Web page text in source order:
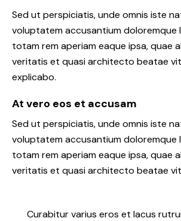
Sed ut perspiciatis, unde omnis iste
voluptatem accusantium doloremque
totam rem aperiam eaque ipsa, quae
veritatis et quasi architecto beatae
explicabo.
At vero eos et accusam
Sed ut perspiciatis, unde omnis iste
voluptatem accusantium doloremque
totam rem aperiam eaque ipsa, quae
veritatis et quasi architecto beatae
Curabitur varius eros et lacus